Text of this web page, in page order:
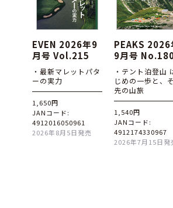
EVEN 2026年9
月号 Vol.215
・最新マレットパタ
ーの実力
1,650円
JANコード:
4912016050961
2026年8月5日発売
PEAKS 2026
9月号
・テント泊登山
じめの一歩と、
先の山旅
1,540円
JANコード:
4912174330967
2026年7月15日発